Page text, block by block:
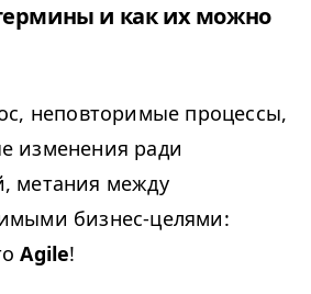
и как их можно
неповторимые процессы,
изменения ради
метания между
бизнес-целями:
Agile!